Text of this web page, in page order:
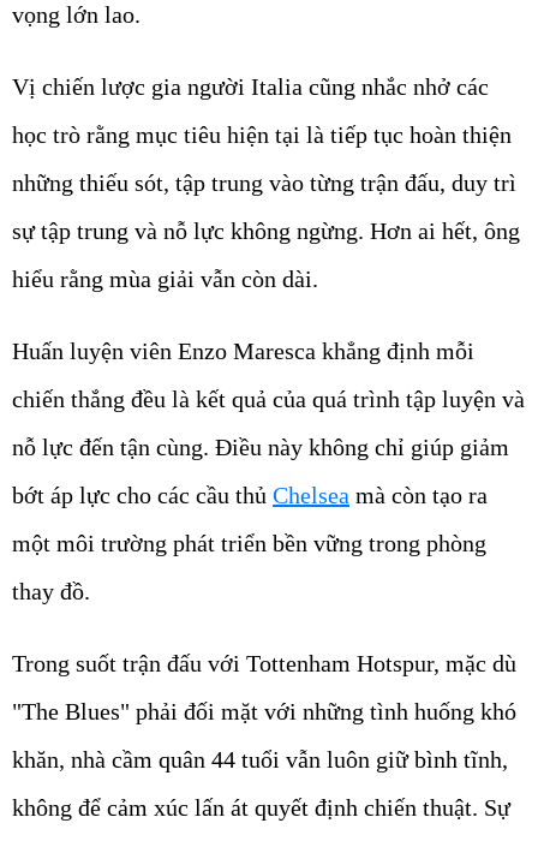
vọng lớn lao.
Vị chiến lược gia người Italia cũng nhắc nhở các
học trò rằng mục tiêu hiện tại là tiếp tục hoàn thiện
những thiếu sót, tập trung vào từng trận đấu, duy trì
sự tập trung và nỗ lực không ngừng. Hơn ai hết, ông
hiểu rằng mùa giải vẫn còn dài.
Huấn luyện viên Enzo Maresca khẳng định mỗi
chiến thắng đều là kết quả của quá trình tập luyện và
nỗ lực đến tận cùng. Điều này không chỉ giúp giảm
bớt áp lực cho các cầu thủ Chelsea mà còn tạo ra
một môi trường phát triển bền vững trong phòng
thay đồ.
Trong suốt trận đấu với Tottenham Hotspur, mặc dù
"The Blues" phải đối mặt với những tình huống khó
khăn, nhà cầm quân 44 tuổi vẫn luôn giữ bình tĩnh,
không để cảm xúc lấn át quyết định chiến thuật. Sự